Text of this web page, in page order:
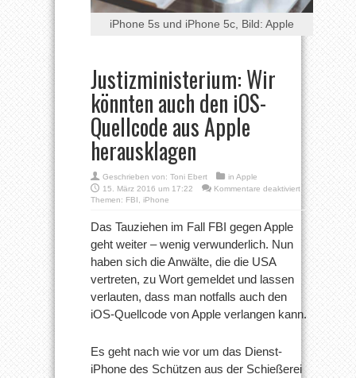
iPhone 5s und iPhone 5c, Bild: Apple
Justizministerium: Wir
könnten auch den iOS-
Quellcode aus Apple
herausklagen
Geschrieben von: Toni Ebert in Apple
15. März 2016 um 17:22
Kommentare deaktiviertfür
Wir
könnten
den
Quellcode
Apple
herausklagen
Themen: FBI iPhone
Das Tauziehen im Fall FBI gegen Apple
geht weiter – wenig verwunderlich. Nun
haben sich die Anwälte, die die USA
vertreten, zu Wort gemeldet und lassen
verlauten, dass man notfalls auch den
iOS-Quellcode von Apple verlangen kann.
Es geht nach wie vor um das Dienst-
iPhone des Schützen aus der Schießerei